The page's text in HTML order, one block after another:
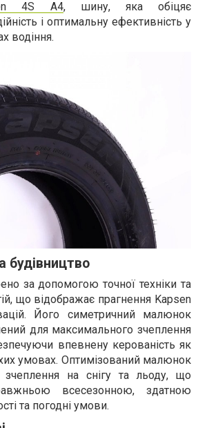
4S A4, шину, яка обіцяє
і оптимальну ефективність у
водіння.
будівництво
за допомогою точної техніки та
що відображає прагнення Kapsen
Його симетричний малюнок
для максимального зчеплення
впевнену керованість як
умовах. Оптимізований малюнок
на снігу та льоду, що
всесезонною, здатною
та погодні умови.